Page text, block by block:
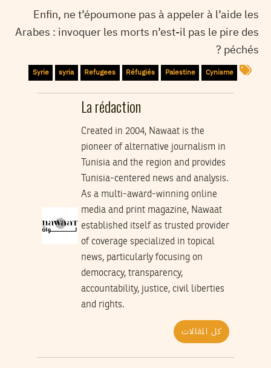
Enfin, ne t’époumone pas à appeler à l’aide les
Arabes : invoquer les morts n’est-il pas le pire des
péchés ?
Cynisme
Palestine
Réfugiés
Refugees
syria
Syrie
La rédaction
Created in 2004, Nawaat is the
pioneer of alternative journalism in
Tunisia and the region and provides
Tunisia-centered news and analysis.
As a multi-award-winning online
media and print magazine, Nawaat
established itself as trusted provider
of coverage specialized in topical
news, particularly focusing on
democracy, transparency,
accountability, justice, civil liberties
and rights.
كل المقالات